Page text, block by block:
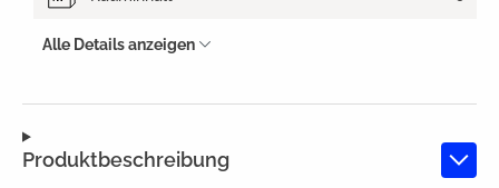
Produktbeschreibung
Alle Details anzeigen